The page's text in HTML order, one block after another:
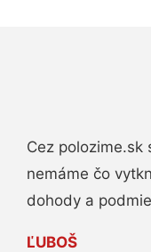
Cez polozime.sk
nemáme čo
dohody a
ĽUBOŠ